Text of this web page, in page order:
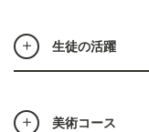
生徒の活躍
美術コース